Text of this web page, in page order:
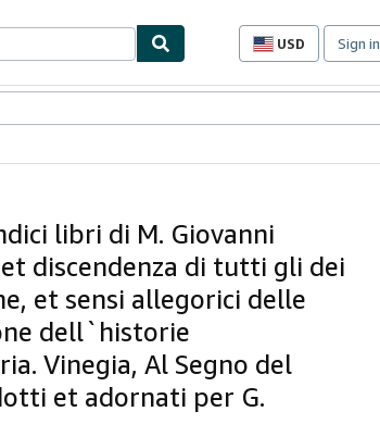
USD
Site
preferences
Sign in
libri di M. Giovanni
discendenza di tutti gli dei
et sensi allegorici delle
dell`historie
Vinegia, Al Segno del
et adornati per G.